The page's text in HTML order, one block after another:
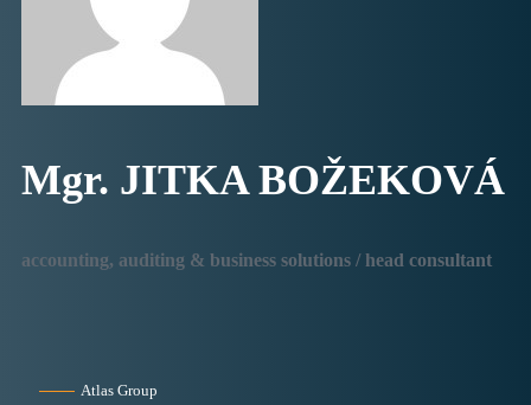
Mgr. JITKA BOŽEKOVÁ
accounting, auditing & business solutions / head consultant
Atlas Group